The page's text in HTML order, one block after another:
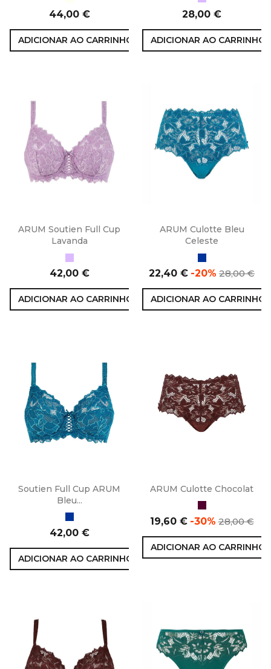
Preço
44,00 €
ADICIONAR AO CARRINHO
Preço
28,00 €
ADICIONAR AO CARRINHO
ARUM Soutien Full Cup
Lavanda
Preço
42,00 €
ADICIONAR AO CARRINHO
ARUM Culotte Bleu
Celeste
Preço
22,40 € -20% Preço
28,00 €
ADICIONAR AO CARRINHO
Soutien Full Cup ARUM
Bleu...
Preço
42,00 €
ADICIONAR AO CARRINHO
ARUM Culotte Chocolat
Preço
19,60 € -30% Preço
28,00 €
ADICIONAR AO CARRINHO